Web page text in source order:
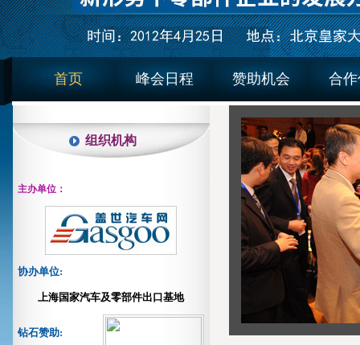
首页 峰会日程 赞助机会 合
组织机构
主办单位：
协办单位:
上海国家汽车及零部件出口基地
钻石赞助: